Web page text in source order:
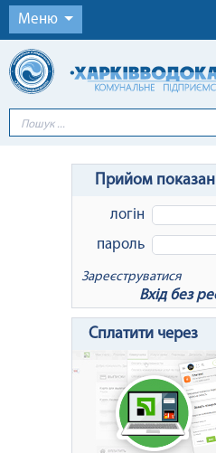
Меню
Прийом
логін
пароль
Зареєструватися
Вхід без
Відновлення
Для відновлення
логін або e-mail:
Очистити поле
Сплатити через